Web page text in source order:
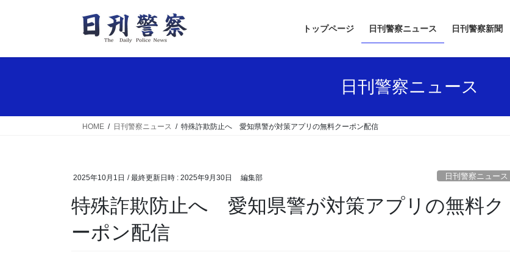
トップページ 日刊警察ニュース 日刊警察新聞
日刊警察ニュース
HOME 日刊警察ニュース 特殊詐欺防止へ 愛知県警が対策アプリの無料クーポン配信
2025年10月1日 / 最終更新日時 : 2025年9月30日 編集部 日刊警察ニュース
特殊詐欺防止へ 愛知県警が対策アプリの無料ク
ーポン配信